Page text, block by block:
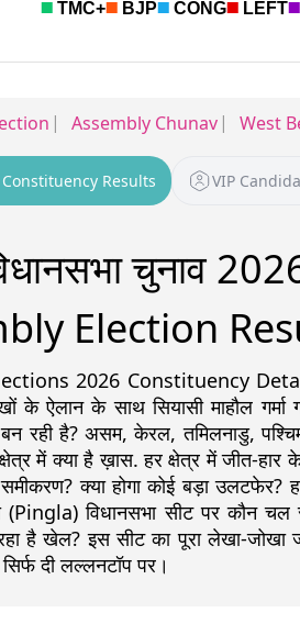
Assembly Chunav West
Constituency Results VIP
चुनाव
Election
2026 Constituency
के ऐलान के साथ सियासी माहौल
रही है? असम, केरल, तमिलनाडु,
में क्या है ख़ास. हर क्षेत्र में जीत-
क्या होगा कोई बड़ा उलटफेर?
(Pingla) विधानसभा सीट पर कौन चल
रहा है खेल? इस सीट का पूरा लेखा-
दी लल्लनटॉप पर।